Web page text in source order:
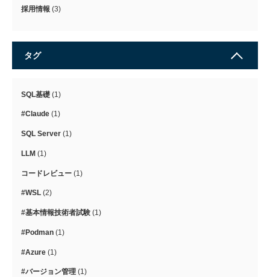
採用情報 (3)
タグ
SQL基礎 (1)
#Claude (1)
SQL Server (1)
LLM (1)
コードレビュー (1)
#WSL (2)
#基本情報技術者試験 (1)
#Podman (1)
#Azure (1)
#バージョン管理 (1)